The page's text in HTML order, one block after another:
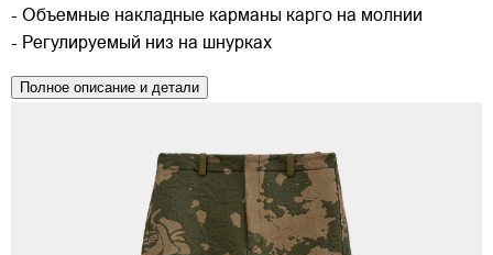
- Объемные накладные карманы карго на молнии
- Регулируемый низ на шнурках
Полное описание и детали